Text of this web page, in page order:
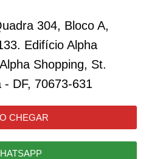
304, Bloco A,
Edifício Alpha
Shopping, St.
DF, 70673-631
CHEGAR